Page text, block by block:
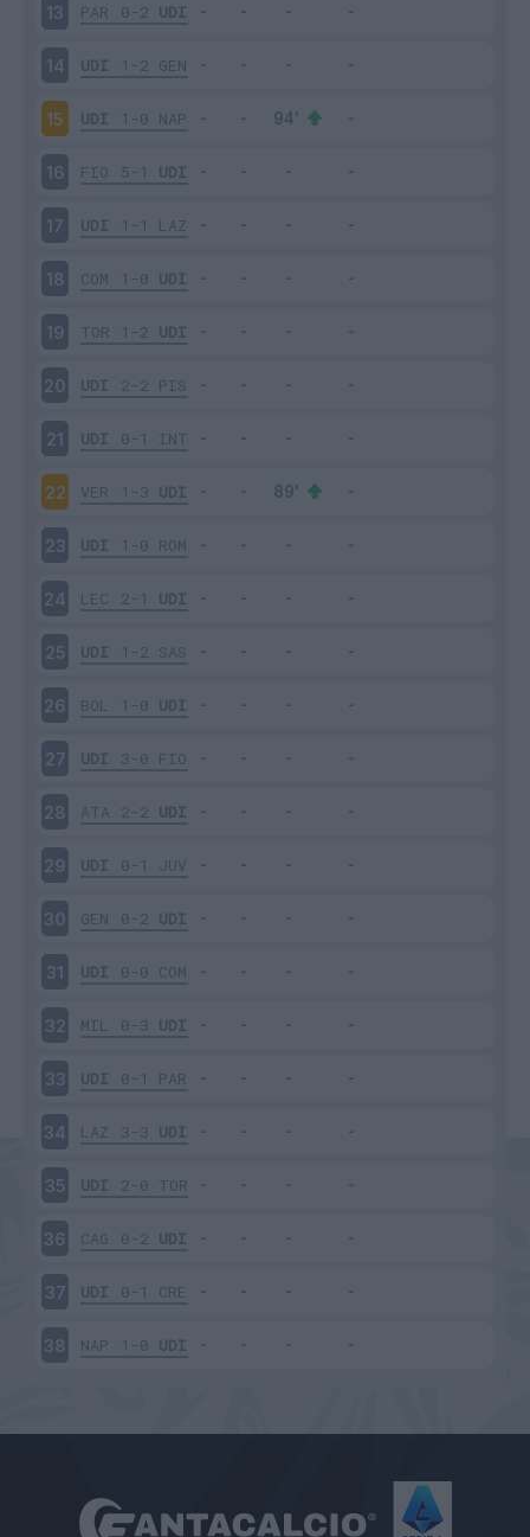
13 PAR 0-2 UDI
14 UDI 1-2 GEN
15 UDI 1-0 NAP
16 FIO 5-1 UDI
17 UDI 1-1 LAZ
18 COM 1-0 UDI
19 TOR 1-2 UDI
20 UDI 2-2 PIS
21 UDI 0-1 INT
22 VER 1-3 UDI
23 UDI 1-0 ROM
24 LEC 2-1 UDI
25 UDI 1-2 SAS
26 BOL 1-0 UDI
27 UDI 3-0 FIO
28 ATA 2-2 UDI
29 UDI 0-1 JUV
30 GEN 0-2 UDI
31 UDI 0-0 COM
32 MIL 0-3 UDI
33 UDI 0-1 PAR
34 LAZ 3-3 UDI
35 UDI 2-0 TOR
36 CAG 0-2 UDI
37 UDI 0-1 CRE
38 NAP 1-0 UDI